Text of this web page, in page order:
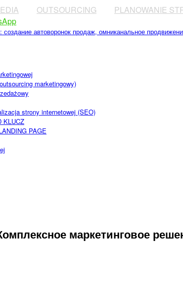
OUTSOURCING PLANOWANIE
marketingowy)
strony internetowej (SEO)
KLUCZ
PAGE
маркетинговое